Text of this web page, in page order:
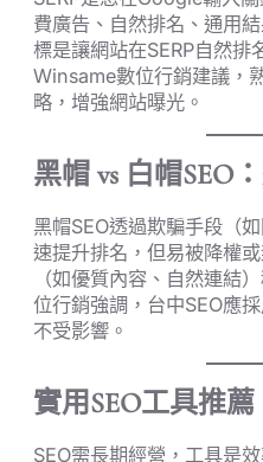
費廣告、自然排名、通用
標是讓網站在SERP自然排
Winsame數位行銷建議，
略，增強網站曝光。
黑帽 vs 白帽SEO
黑帽SEO透過欺騙手段（
速提升排名，但易被降權
（如優質內容、自然連結
位行銷強調，台中SEO應
不受影響。
實用SEO工具推薦
SEO需長期經營，工具是